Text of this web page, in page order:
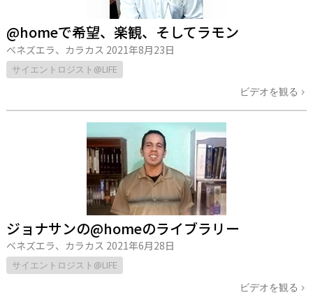
@homeで希望、楽観、そしてラモン
ベネズエラ、カラカス 2021年8月23日
サイエントロジスト@LIFE
ビデオを観る
ジョナサンの@homeのライブラリー
ベネズエラ、カラカス 2021年6月28日
サイエントロジスト@LIFE
ビデオを観る